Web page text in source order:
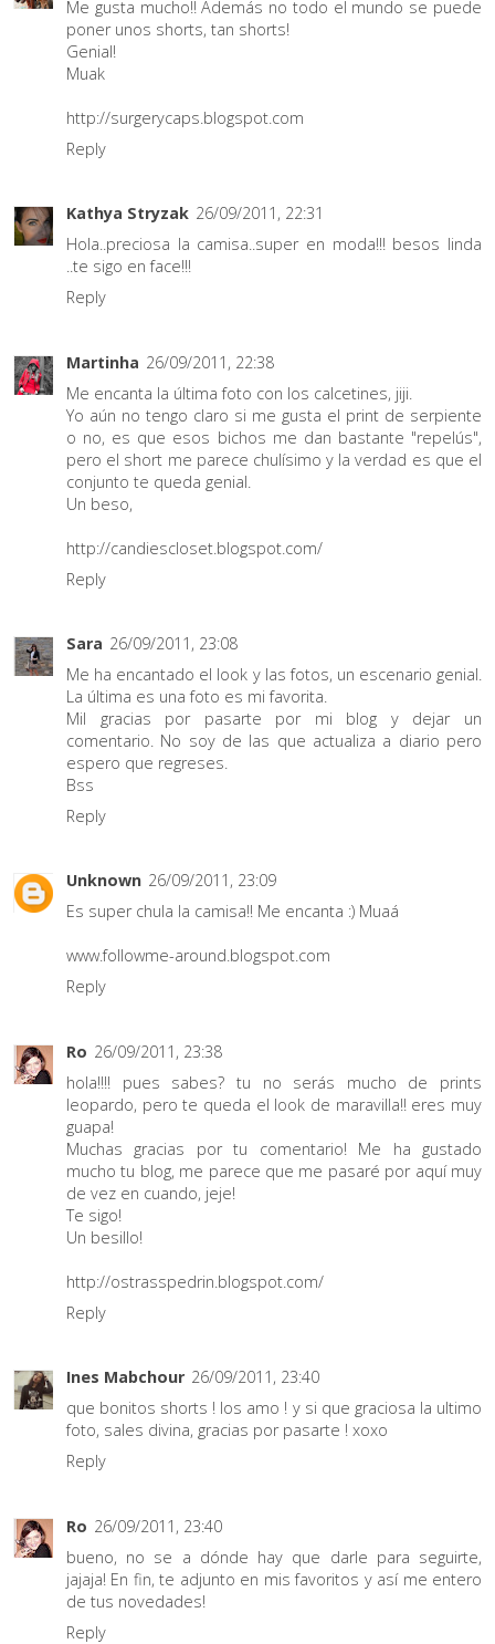
Me gusta mucho!! Además no todo el mundo se puede
poner unos shorts, tan shorts!
Genial!
Muak
http://surgerycaps.blogspot.com
Reply
Kathya Stryzak 26/09/2011, 22:31
Hola..preciosa la camisa..super en moda!!! besos linda
..te sigo en face!!!
Reply
Martinha 26/09/2011, 22:38
Me encanta la última foto con los calcetines, jiji.
Yo aún no tengo claro si me gusta el print de serpiente
o no, es que esos bichos me dan bastante "repelús",
pero el short me parece chulísimo y la verdad es que el
conjunto te queda genial.
Un beso,
http://candiescloset.blogspot.com/
Reply
Sara 26/09/2011, 23:08
Me ha encantado el look y las fotos, un escenario genial.
La última es una foto es mi favorita.
Mil gracias por pasarte por mi blog y dejar un
comentario. No soy de las que actualiza a diario pero
espero que regreses.
Bss
Reply
Unknown 26/09/2011, 23:09
Es super chula la camisa!! Me encanta :) Muaá
www.followme-around.blogspot.com
Reply
Ro 26/09/2011, 23:38
hola!!!! pues sabes? tu no serás mucho de prints
leopardo, pero te queda el look de maravilla!! eres muy
guapa!
Muchas gracias por tu comentario! Me ha gustado
mucho tu blog, me parece que me pasaré por aquí muy
de vez en cuando, jeje!
Te sigo!
Un besillo!
http://ostrasspedrin.blogspot.com/
Reply
Ines Mabchour 26/09/2011, 23:40
que bonitos shorts ! los amo ! y si que graciosa la ultimo
foto, sales divina, gracias por pasarte ! xoxo
Reply
Ro 26/09/2011, 23:40
bueno, no se a dónde hay que darle para seguirte,
jajaja! En fin, te adjunto en mis favoritos y así me entero
de tus novedades!
Reply